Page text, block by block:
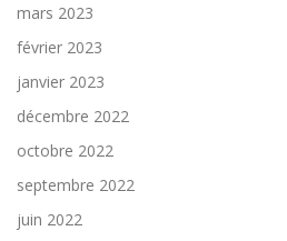
mars 2023
février 2023
janvier 2023
décembre 2022
octobre 2022
septembre 2022
juin 2022